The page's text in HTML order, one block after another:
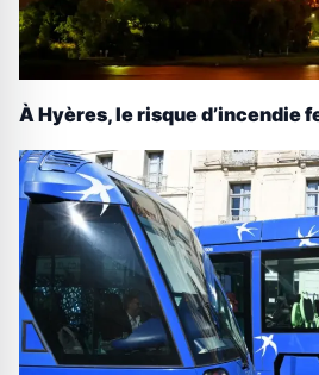
À Hyères, le risque d’incendie